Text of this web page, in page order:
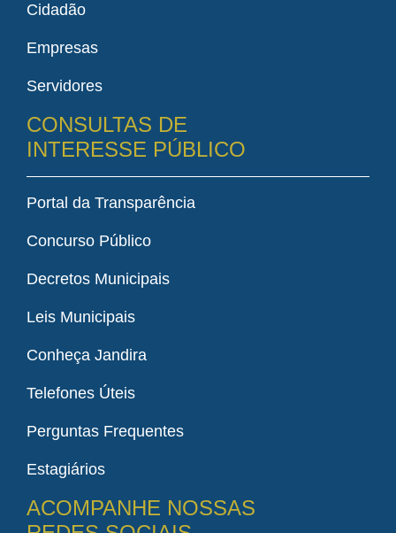
Cidadão
Empresas
Servidores
CONSULTAS DE
INTERESSE PÚBLICO
Portal da Transparência
Concurso Público
Decretos Municipais
Leis Municipais
Conheça Jandira
Telefones Úteis
Perguntas Frequentes
Estagiários
ACOMPANHE NOSSAS